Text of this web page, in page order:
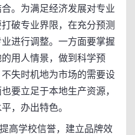
。为满足经济发展对专业
破专业界限，在充分预测
进行调整。一方面要掌握
用人情景，做到科学预
失时机地为市场的需要设
要立足于本地生产资源，
，办出特色。
学校信誉，建立品牌效